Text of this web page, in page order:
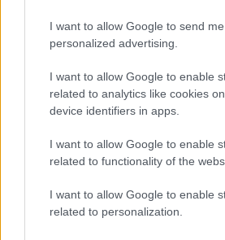
I want to allow Google to send me
personalized advertising.
I want to allow Google to enable
related to analytics like cookies
device identifiers in apps.
I want to allow Google to enable
related to functionality of the
I want to allow Google to enable
related to personalization.
som är Nordens största
Mora, en sträcka på 96 km genom
Vasaloppskontroller.